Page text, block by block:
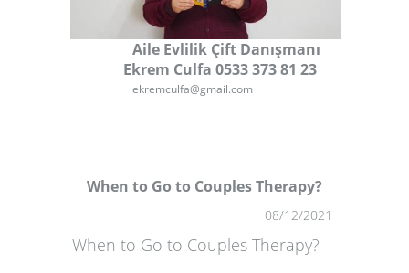
Aile Evlilik Çift Danışmanı
Ekrem Culfa 0533 373 81 23
ekremculfa@gmail.com
When to Go to Couples Therapy?
08/12/2021
When to Go to Couples Therapy?